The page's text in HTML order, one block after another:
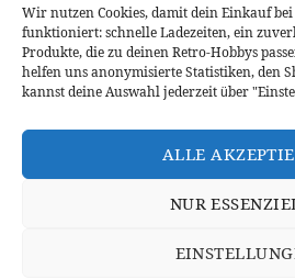
Wir nutzen Cookies, damit dein Einkauf
funktioniert: schnelle Ladezeiten, ein
Produkte, die zu deinen Retro-Hobbys
helfen uns anonymisierte Statistiken, den
kannst deine Auswahl jederzeit über
ALLE
NUR
Super # HYW40
IN DEN WARENKORB